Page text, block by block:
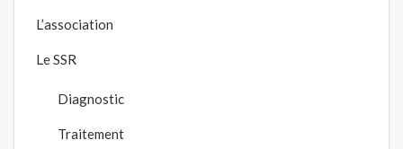
L’association
Le SSR
Diagnostic
Traitement